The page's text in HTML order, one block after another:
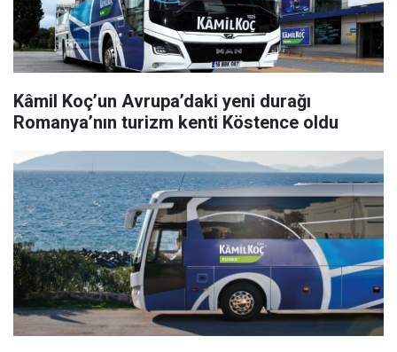
Kâmil Koç’un Avrupa’daki yeni durağı
Romanya’nın turizm kenti Köstence oldu